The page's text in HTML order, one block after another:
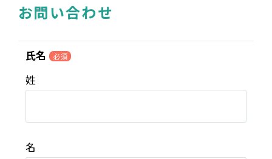
お問い合わせ
氏名 必須
姓
名